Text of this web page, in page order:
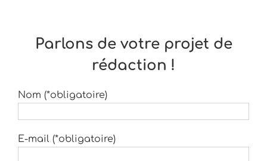
Parlons de votre projet de
rédaction !
Nom (*obligatoire)
E-mail (*obligatoire)